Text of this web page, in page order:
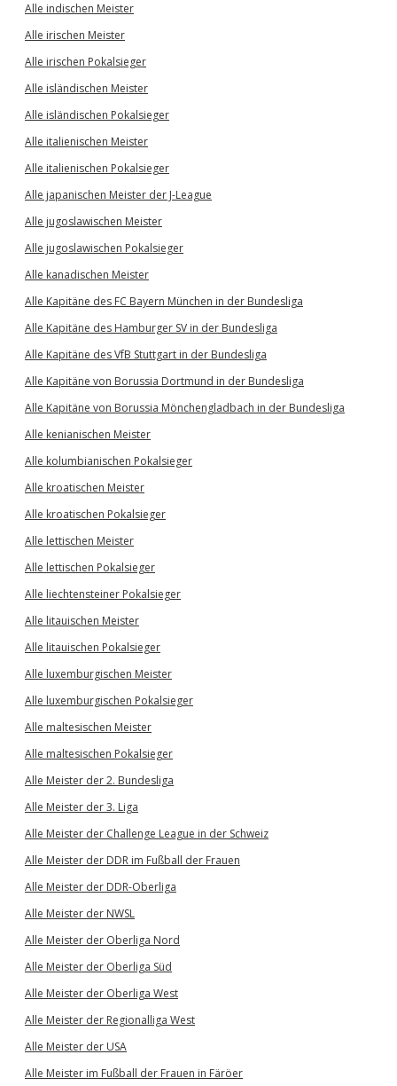
Alle indischen Meister
Alle irischen Meister
Alle irischen Pokalsieger
Alle isländischen Meister
Alle isländischen Pokalsieger
Alle italienischen Meister
Alle italienischen Pokalsieger
Alle japanischen Meister der J-League
Alle jugoslawischen Meister
Alle jugoslawischen Pokalsieger
Alle kanadischen Meister
Alle Kapitäne des FC Bayern München in der Bundesliga
Alle Kapitäne des Hamburger SV in der Bundesliga
Alle Kapitäne des VfB Stuttgart in der Bundesliga
Alle Kapitäne von Borussia Dortmund in der Bundesliga
Alle Kapitäne von Borussia Mönchengladbach in der Bundesliga
Alle kenianischen Meister
Alle kolumbianischen Pokalsieger
Alle kroatischen Meister
Alle kroatischen Pokalsieger
Alle lettischen Meister
Alle lettischen Pokalsieger
Alle liechtensteiner Pokalsieger
Alle litauischen Meister
Alle litauischen Pokalsieger
Alle luxemburgischen Meister
Alle luxemburgischen Pokalsieger
Alle maltesischen Meister
Alle maltesischen Pokalsieger
Alle Meister der 2. Bundesliga
Alle Meister der 3. Liga
Alle Meister der Challenge League in der Schweiz
Alle Meister der DDR im Fußball der Frauen
Alle Meister der DDR-Oberliga
Alle Meister der NWSL
Alle Meister der Oberliga Nord
Alle Meister der Oberliga Süd
Alle Meister der Oberliga West
Alle Meister der Regionalliga West
Alle Meister der USA
Alle Meister im Fußball der Frauen in Färöer